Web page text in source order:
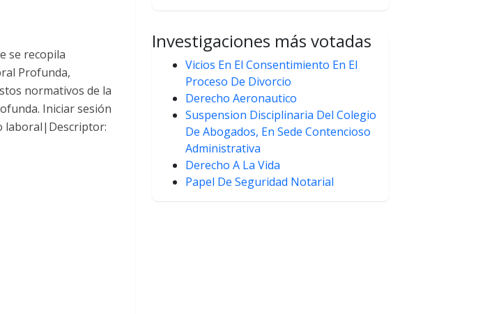
se recopila
Profunda,
normativos de la
Iniciar sesión
laboral|Descriptor:
Investigaciones más votadas
Vicios En El Consentimiento En El
Proceso De Divorcio
Derecho Aeronautico
Suspension Disciplinaria Del Colegio
De Abogados, En Sede Contencioso
Administrativa
Derecho A La Vida
Papel De Seguridad Notarial